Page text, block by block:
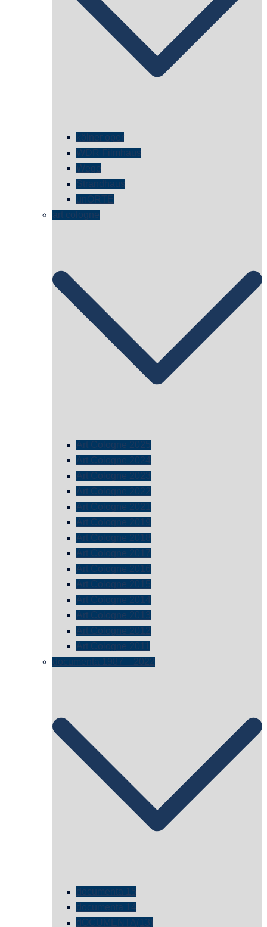
kölner oper
WDR Filmhaus
Wege
Strandhaus
unORTE
art cologne
Art Cologne 2025
Art Cologne 2024
Art Cologne 2023
Art Cologne 2022
Art Cologne 2021
Art Cologne 2019
Art Cologne 2018
Art Cologne 2017
Art Cologne 2016
Art Cologne 2015
Art Cologne 2014
Art Cologne 2013
Art Cologne 2012
Art Cologne 2011
documenta 1987 – 2022
documenta 15
documenta 14
dOCUMENTA(13)